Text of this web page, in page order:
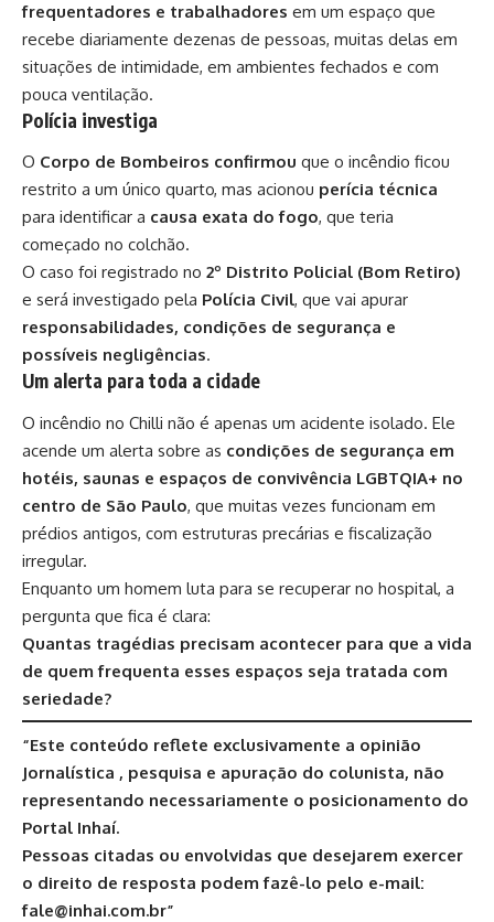
frequentadores e trabalhadores em um espaço que
recebe diariamente dezenas de pessoas, muitas delas em
situações de intimidade, em ambientes fechados e com
pouca ventilação.
Polícia investiga
O Corpo de Bombeiros confirmou que o incêndio ficou
restrito a um único quarto, mas acionou perícia técnica
para identificar a causa exata do fogo, que teria
começado no colchão.
O caso foi registrado no 2º Distrito Policial (Bom Retiro)
e será investigado pela Polícia Civil, que vai apurar
responsabilidades, condições de segurança e
possíveis negligências.
Um alerta para toda a cidade
O incêndio no Chilli não é apenas um acidente isolado. Ele
acende um alerta sobre as condições de segurança em
hotéis, saunas e espaços de convivência LGBTQIA+ no
centro de São Paulo, que muitas vezes funcionam em
prédios antigos, com estruturas precárias e fiscalização
irregular.
Enquanto um homem luta para se recuperar no hospital, a
pergunta que fica é clara:
Quantas tragédias precisam acontecer para que a vida
de quem frequenta esses espaços seja tratada com
seriedade?
“Este conteúdo reflete exclusivamente a opinião
Jornalística , pesquisa e apuração do colunista, não
representando necessariamente o posicionamento do
Portal Inhaí.
Pessoas citadas ou envolvidas que desejarem exercer
o direito de resposta podem fazê-lo pelo e-mail:
fale@inhai.com.br”